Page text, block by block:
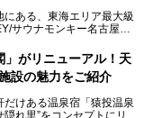
んでくださいね。
ある、東海エリア最大級
サウナモンキー名古屋」
いよね」という声をよく耳
にも胸が高鳴ります。
るパブリックサウナが、女
」がリニューアル！天
設の魅力をご紹介
けある温泉宿「猿投温泉
れ里”をコンセプトにリニ